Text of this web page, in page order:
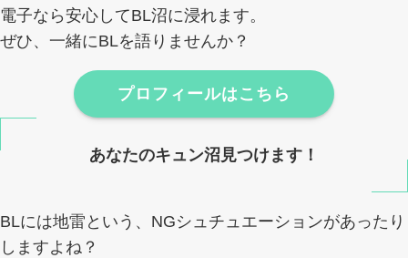
電子なら安心してBL沼に浸れます。
ぜひ、一緒にBLを語りませんか？
プロフィールはこちら
あなたのキュン沼見つけます！
BLには地雷という、NGシュチュエーションがあったり
しますよね？